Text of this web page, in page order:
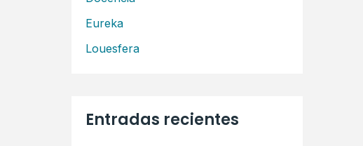
:
Eureka
Louesfera
Entradas recientes